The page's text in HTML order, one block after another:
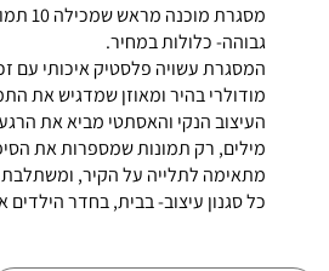
מסגרת
גבוהה- כלולות במחיר.
המסגרת עשויה פלסטיק איכותי עם
מודולרי בהיר ומאוזן שמדגיש את
העיצוב הנקי והאסתטי מביא את
מילים, רק תמונות שמספרות את
מתאימה לתלייה על הקיר,
כל סגנון עיצוב- בבית, בחדר